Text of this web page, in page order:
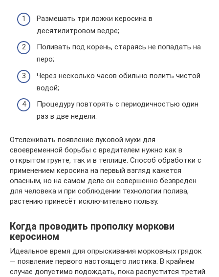
Размешать три ложки керосина в
десятилитровом ведре;
Поливать под корень, стараясь не попадать на
перо;
Через несколько часов обильно полить чистой
водой;
Процедуру повторять с периодичностью один
раз в две недели.
Отслеживать появление луковой мухи для
своевременной борьбы с вредителем нужно как в
открытом грунте, так и в теплице. Способ обработки с
применением керосина на первый взгляд кажется
опасным, но на самом деле он совершенно безвреден
для человека и при соблюдении технологии полива,
растению принесёт исключительно пользу.
Когда проводить прополку моркови
керосином
Идеальное время для опрыскивания морковных грядок
— появление первого настоящего листика. В крайнем
случае допустимо подождать, пока распустится третий.